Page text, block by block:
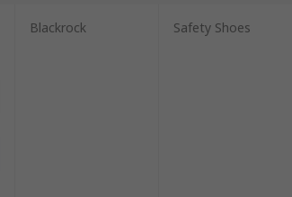
Blackrock Safety Shoes